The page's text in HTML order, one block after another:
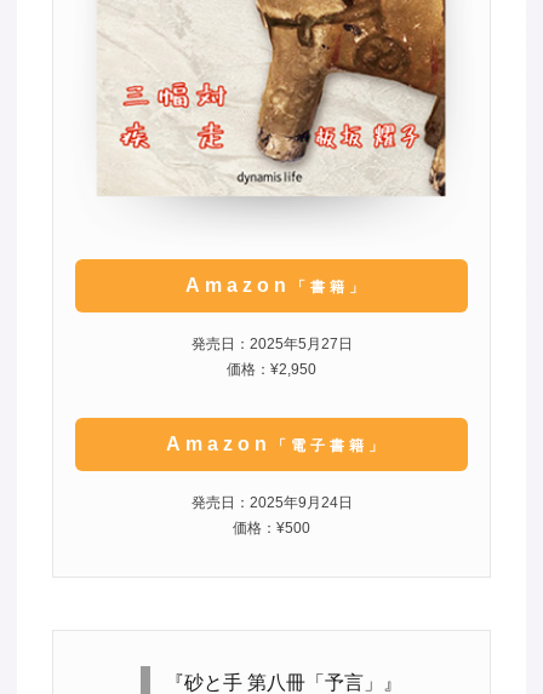
Amazon 「書籍」
発売日：2025年5月27日
価格：¥2,950
Amazon 「電子書籍」
発売日：2025年9月24日
価格：¥500
『砂と手 第八冊「予言」』